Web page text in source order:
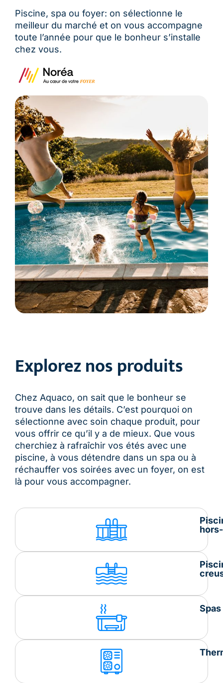
Piscine, spa ou foyer: on sélectionne le
meilleur du marché et on vous accompagne
toute l’année pour que le bonheur s’installe
chez vous.
Explorez nos produits
Chez Aquaco, on sait que le bonheur se
trouve dans les détails. C’est pourquoi on
sélectionne avec soin chaque produit, pour
vous offrir ce qu’il y a de mieux. Que vous
cherchiez à rafraîchir vos étés avec une
piscine, à vous détendre dans un spa ou à
réchauffer vos soirées avec un foyer, on est
là pour vous accompagner.
Spas